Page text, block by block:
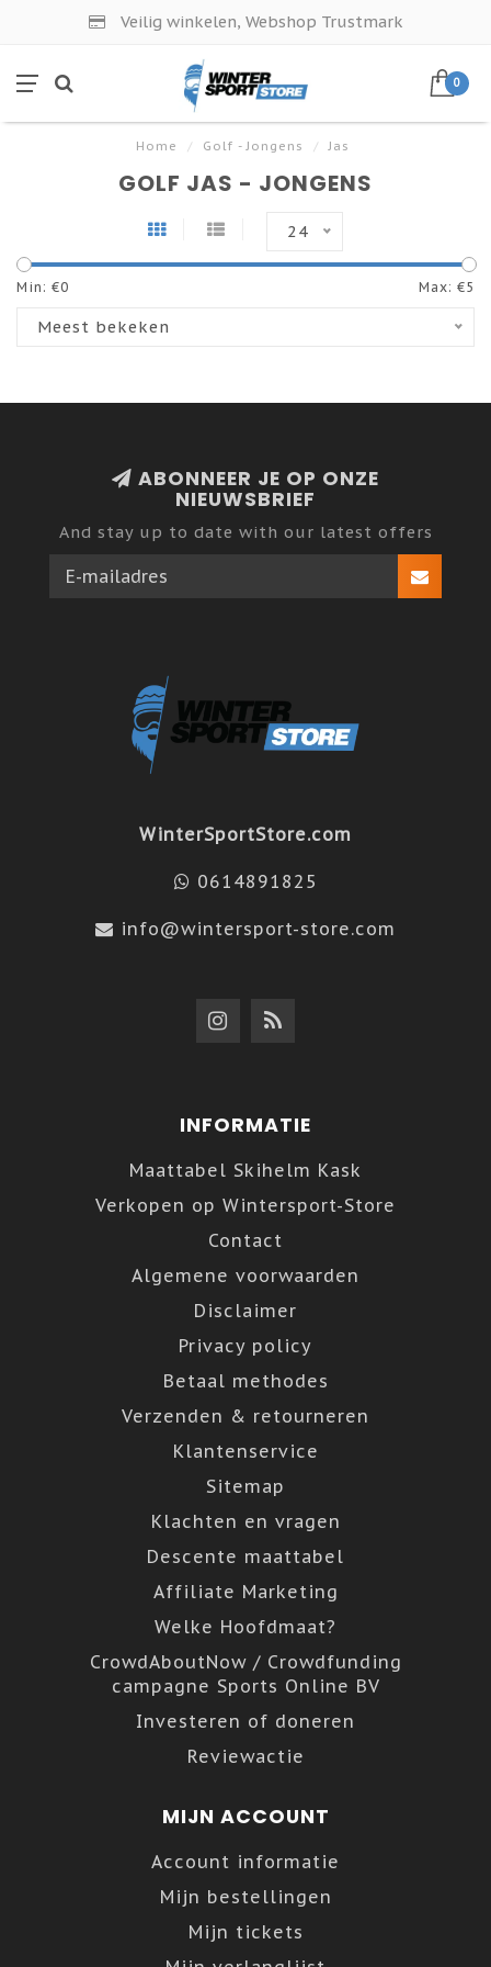
Veilig winkelen, Webshop Trustmark
0
Home / Golf - Jongens / Jas
GOLF JAS - JONGENS
24
Min: €0 Max: €5
Meest bekeken
ABONNEER JE OP ONZE
NIEUWSBRIEF
And stay up to date with our latest offers
WinterSportStore.com
0614891825
info@wintersport-store.com
INFORMATIE
Maattabel Skihelm Kask
Verkopen op Wintersport-Store
Contact
Algemene voorwaarden
Disclaimer
Privacy policy
Betaal methodes
Verzenden & retourneren
Klantenservice
Sitemap
Klachten en vragen
Descente maattabel
Affiliate Marketing
Welke Hoofdmaat?
CrowdAboutNow / Crowdfunding
campagne Sports Online BV
Investeren of doneren
Reviewactie
MIJN ACCOUNT
Account informatie
Mijn bestellingen
Mijn tickets